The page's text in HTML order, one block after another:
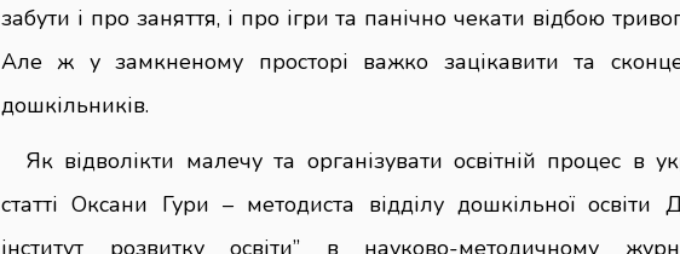
забути і про заняття, і про ігри та панічно чекати відбою
Але ж у замкненому просторі важко зацікавити та
дошкільників.
Як відволікти малечу та організувати освітній процес в
статті Оксани Гури – методиста відділу дошкільної освіти